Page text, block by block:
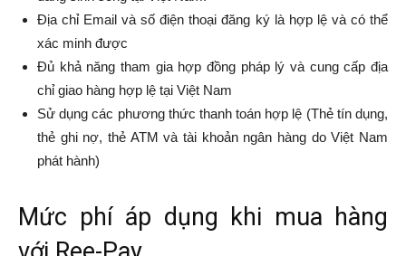
Địa chỉ Email và số điện thoại đăng ký là hợp lệ và có thể
xác minh được
Đủ khả năng tham gia hợp đồng pháp lý và cung cấp địa
chỉ giao hàng hợp lệ tại Việt Nam
Sử dụng các phương thức thanh toán hợp lệ (Thẻ tín dụng,
thẻ ghi nợ, thẻ ATM và tài khoản ngân hàng do Việt Nam
phát hành)
Mức phí áp dụng khi mua hàng